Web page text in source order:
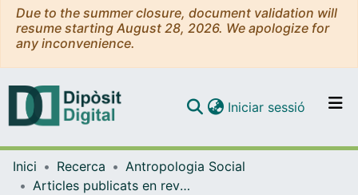
Due to the summer closure, document validation will
resume starting August 28, 2026. We apologize for
any inconvenience.
Navega per tot el DD
Iniciar sessió (current)
Inici Recerca
Antropologia Social
Articles publicats en revistes (Antropologia Social)